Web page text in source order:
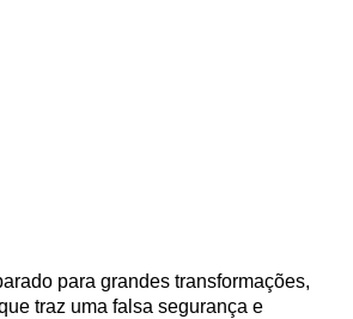
para grandes transformações,
traz uma falsa segurança e